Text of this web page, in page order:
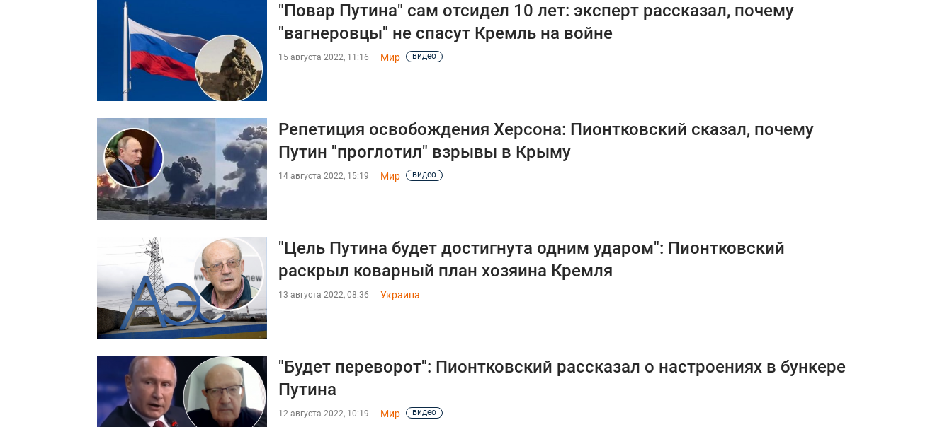
"Повар Путина" сам отсидел 10 лет: эксперт рассказал, почему
"вагнеровцы" не спасут Кремль на войне
15 августа 2022, 11:16 Мир видео
Репетиция освобождения Херсона: Пионтковский сказал, почему
Путин "проглотил" взрывы в Крыму
14 августа 2022, 15:19 Мир видео
"Цель Путина будет достигнута одним ударом": Пионтковский
раскрыл коварный план хозяина Кремля
13 августа 2022, 08:36 Украина
"Будет переворот": Пионтковский рассказал о настроениях в бункере
Путина
12 августа 2022, 10:19 Мир видео